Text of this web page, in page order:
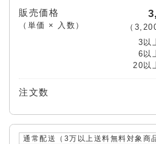
販売価格
（単価 × 入数） （
3以
6以
20以
注文数
通常配送（3万以上送料無料対象商